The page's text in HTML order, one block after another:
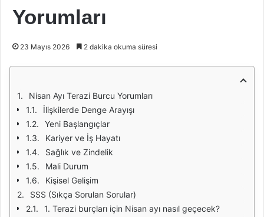
Yorumları
23 Mayıs 2026 2 dakika okuma süresi
Nisan Ayı Terazi Burcu Yorumları
İlişkilerde Denge Arayışı
Yeni Başlangıçlar
Kariyer ve İş Hayatı
Sağlık ve Zindelik
Mali Durum
Kişisel Gelişim
SSS (Sıkça Sorulan Sorular)
1. Terazi burçları için Nisan ayı nasıl geçecek?